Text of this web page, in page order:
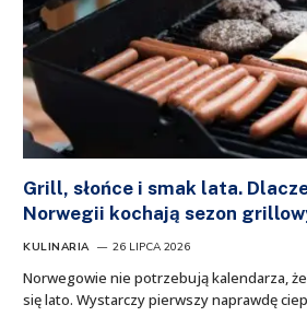
Grill, słońce i smak lata.
Norwegii kochają sezon
KULINARIA 26 LIPCA 2026
Norwegowie nie potrzebują kalendarza,
się lato. Wystarczy pierwszy naprawdę